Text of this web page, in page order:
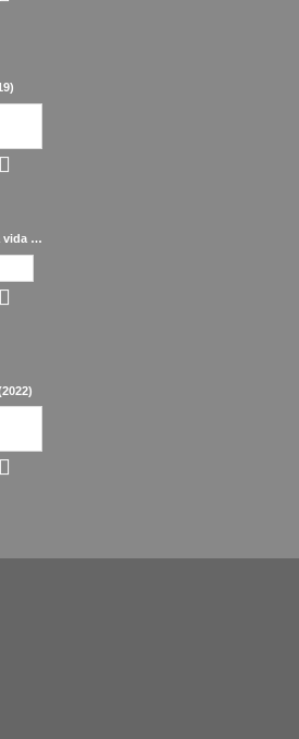
Maudie, el color de la vida (2016)